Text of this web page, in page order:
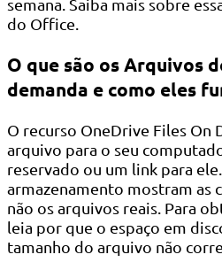
semana. Saiba mais sobre
do Office.
O que são os Arquivos
demanda e como eles
O recurso OneDrive Files On
arquivo para o seu
reservado ou um link para
armazenamento mostram as
não os arquivos reais. Para
leia por que o espaço em
tamanho do arquivo não